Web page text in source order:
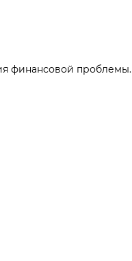
финансовой проблемы.